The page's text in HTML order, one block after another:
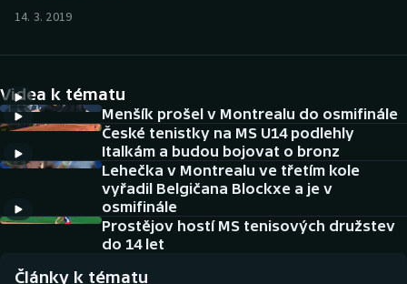
Cyklistika
DALŠÍ SPORTY
Americký fotbal
Baseball a softbal
NEPŘEHLÉDNĚTE
Soutěže
14. 3. 2019
Videa k tématu
Menšík prošel v Montrealu do osmifinále
České tenistky na MS U14 podlehly
Italkám a budou bojovat o bronz
Lehečka v Montrealu ve třetím kole
vyřadil Belgičana Blockxe a je v
osmifinále
Prostějov hostí MS tenisových družstev
do 14 let
Články k tématu